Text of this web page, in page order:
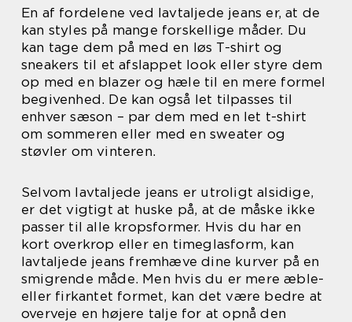
En af fordelene ved lavtaljede jeans er, at de
kan styles på mange forskellige måder. Du
kan tage dem på med en løs T-shirt og
sneakers til et afslappet look eller styre dem
op med en blazer og hæle til en mere formel
begivenhed. De kan også let tilpasses til
enhver sæson – par dem med en let t-shirt
om sommeren eller med en sweater og
støvler om vinteren.
Selvom lavtaljede jeans er utroligt alsidige,
er det vigtigt at huske på, at de måske ikke
passer til alle kropsformer. Hvis du har en
kort overkrop eller en timeglasform, kan
lavtaljede jeans fremhæve dine kurver på en
smigrende måde. Men hvis du er mere æble-
eller firkantet formet, kan det være bedre at
overveje en højere talje for at opnå den